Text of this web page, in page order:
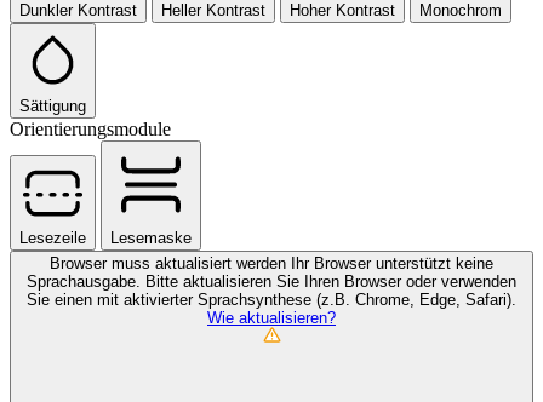
Dunkler Kontrast Heller Kontrast Hoher Kontrast Monochrom
Sättigung
Orientierungsmodule
Lesezeile
Lesemaske
Browser muss aktualisiert werden
Ihr Browser unterstützt keine
Sprachausgabe. Bitte aktualisieren Sie Ihren Browser oder verwenden
Sie einen mit aktivierter Sprachsynthese (z.B. Chrome, Edge, Safari).
Wie aktualisieren?